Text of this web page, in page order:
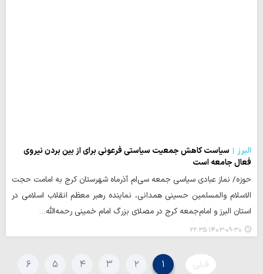
البرز
سیاست کاهش جمعیت سیاستی فرعونی برای از بین بردن نیروی
فعال جامعه است
حوزه/ نماز عبادی سیاسی جمعه سی‌ام آذرماه شهرستان کرج به امامت حجت
الاسلام والمسلمین حسینی همدانی، نماینده رهبر معظم انقلاب اسلامی در
استان البرز و امام‌جمعه کرج در مصلای بزرگ امام خمینی رحمه‌الله…
۱۴۰۳-۰۹-۳۰ ۲۲:۳۵
قبلی ۱ ۲ ۳ ۴ ۵ ۶